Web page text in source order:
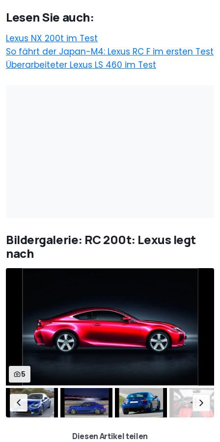
Lesen Sie auch:
Lexus NX 200t im Test
So fährt der Japan-M4: Lexus RC F im ersten Test
Überarbeiteter Lexus LS 460 im Test
Bildergalerie: RC 200t: Lexus legt
nach
5
Diesen Artikel teilen